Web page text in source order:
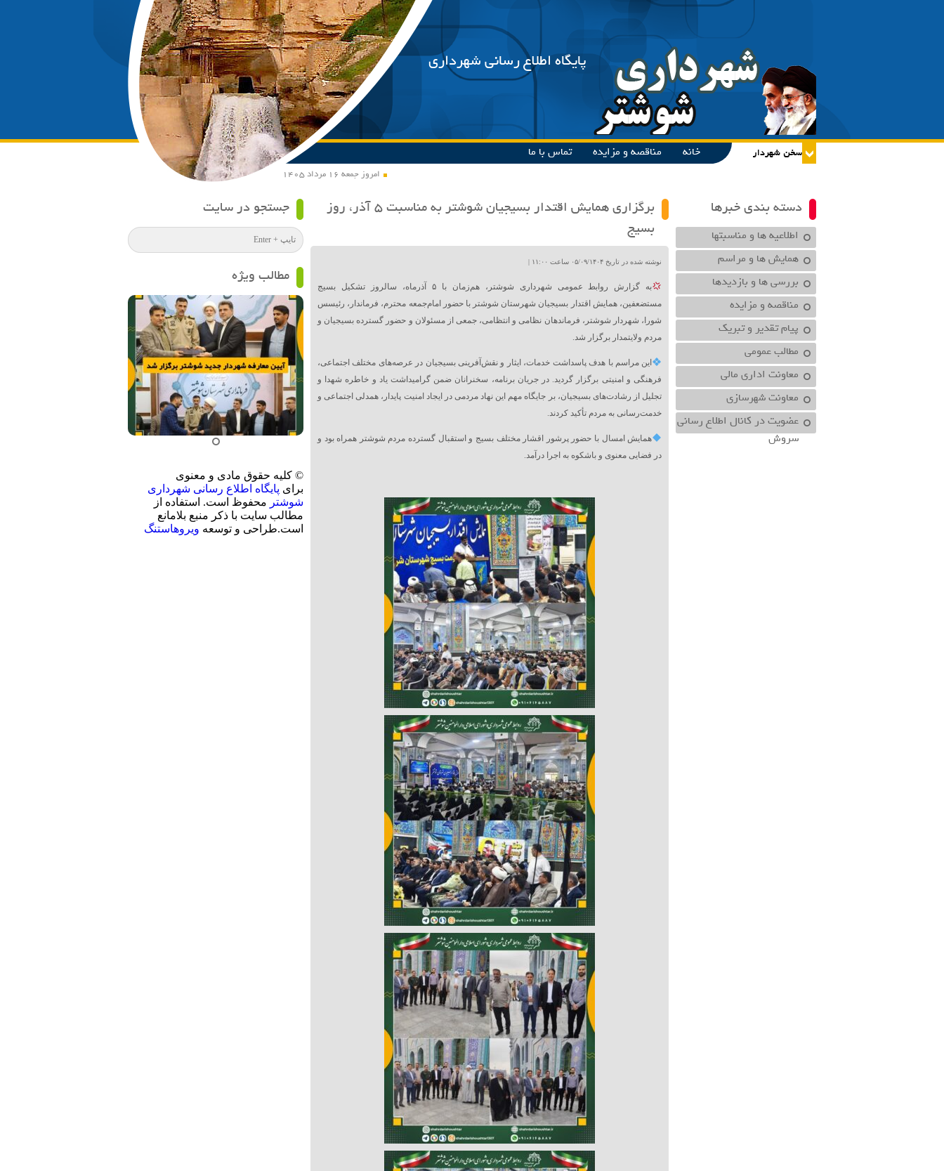
پایگاه اطلاع رسانی شهرداری
امروز جمعه ۱۶ مرداد ۱۴۰۵
خانه مناقصه و مزایده تماس با ما
دسته بندی خبرها
اطلاعیه ها و مناسبتها
همایش ها و مراسم
بررسی ها و بازدیدها
مناقصه و مزایده
پیام تقدیر و تبریک
مطالب عمومی
معاونت اداري مالي
معاونت شهرسازي
عضویت در کانال اطلاع رسانی
سروش
برگزاری همایش اقتدار بسیجیان شوشتر به مناسبت ۵ آذر، روز
بسیج
نوشته شده در تاریخ ۰۵/۰۹/۱۴۰۴ ساعت ۱۱:۰۰ |
به گزارش روابط عمومی شهرداری شوشتر، هم‌زمان با ۵ آذرماه، سالروز تشکیل بسیج
مستضعفین، همایش اقتدار بسیجیان شهرستان شوشتر با حضور امام‌جمعه محترم، فرماندار، رئیسس
شورا، شهردار شوشتر، فرماندهان نظامی و انتظامی، جمعی از مسئولان و حضور گسترده بسیجیان و
مردم ولایتمدار برگزار شد.
این مراسم با هدف پاسداشت خدمات، ایثار و نقش‌آفرینی بسیجیان در عرصه‌های مختلف اجتماعی،
فرهنگی و امنیتی برگزار گردید. در جریان برنامه، سخنرانان ضمن گرامیداشت یاد و خاطره شهدا و
تجلیل از رشادت‌های بسیجیان، بر جایگاه مهم این نهاد مردمی در ایجاد امنیت پایدار، همدلی اجتماعی و
خدمت‌رسانی به مردم تأکید کردند.
همایش امسال با حضور پرشور اقشار مختلف بسیج و استقبال گسترده مردم شوشتر همراه بود و
در فضایی معنوی و باشکوه به اجرا درآمد.
جستجو در سایت
مطالب ویژه
© کلیه حقوق مادی و معنوی
برای پایگاه اطلاع رسانی شهرداری
شوشتر محفوظ است. استفاده از
مطالب سایت با ذکر منبع بلامانع
است.طراحی و توسعه ویروهاستنگ